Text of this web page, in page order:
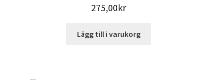
275,00kr
Lägg till i varukorg